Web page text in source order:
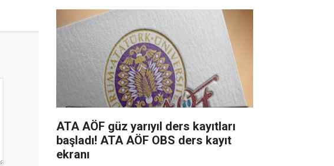
ATA AÖF güz yarıyıl ders kayıtları
başladı! ATA AÖF OBS ders kayıt
ekranı